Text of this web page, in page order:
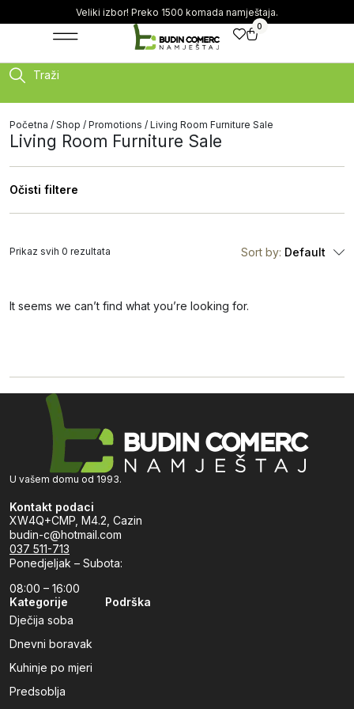
Veliki izbor! Preko 1500 komada namještaja.
0
Traži
Početna / Shop / Promotions / Living Room Furniture Sale
Living Room Furniture Sale
Očisti filtere
Sort by: Default
It seems we can’t find what you’re looking for.
Prikaz svih 0 rezultata
U vašem domu od 1993.
Kontakt podaci
XW4Q+CMP, M4.2, Cazin
budin-c@hotmail.com
037 511-713
Ponedjeljak – Subota:
08:00 – 16:00
Kategorije
Dječija soba
Dnevni boravak
Kuhinje po mjeri
Predsoblja
Podrška